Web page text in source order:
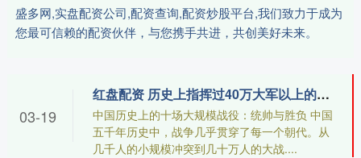
盛多网,实盘配资公司,配资查询,配资炒股平台,我们致力于成为
您最可信赖的配资伙伴，与您携手共进，共创美好未来。
红盘配资 历史上指挥过40万大军以上的统帅都是什么结局
中国历史上的十场大规模战役：统帅与胜负 中国
五千年历史中，战争几乎贯穿了每一个朝代。从
几千人的小规模冲突到几十万人的大战....
03-19